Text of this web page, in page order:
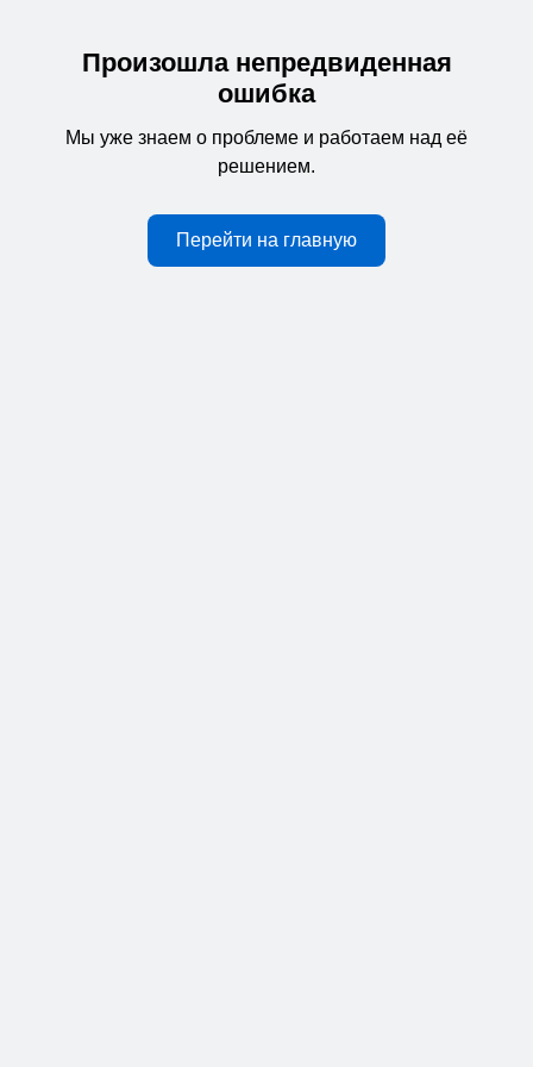
Произошла непредвиденная
ошибка
Мы уже знаем о проблеме и работаем над её
решением.
Перейти на главную